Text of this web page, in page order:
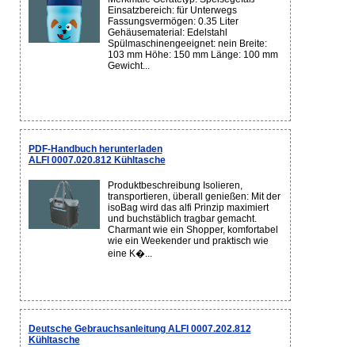
Einsatzbereich: für Unterwegs
Fassungsvermögen: 0.35 Liter
Gehäusematerial: Edelstahl
Spülmaschinengeeignet: nein Breite:
103 mm Höhe: 150 mm Länge: 100 mm
Gewicht...
PDF-Handbuch herunterladen
ALFI 0007.020.812 Kühltasche
Produktbeschreibung Isolieren,
transportieren, überall genießen: Mit der
isoBag wird das alfi Prinzip maximiert
und buchstäblich tragbar gemacht.
Charmant wie ein Shopper, komfortabel
wie ein Weekender und praktisch wie
eine K�...
Deutsche Gebrauchsanleitung ALFI 0007.202.812
Kühltasche